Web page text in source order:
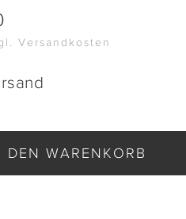
Versandkosten
DEN WARENKORB